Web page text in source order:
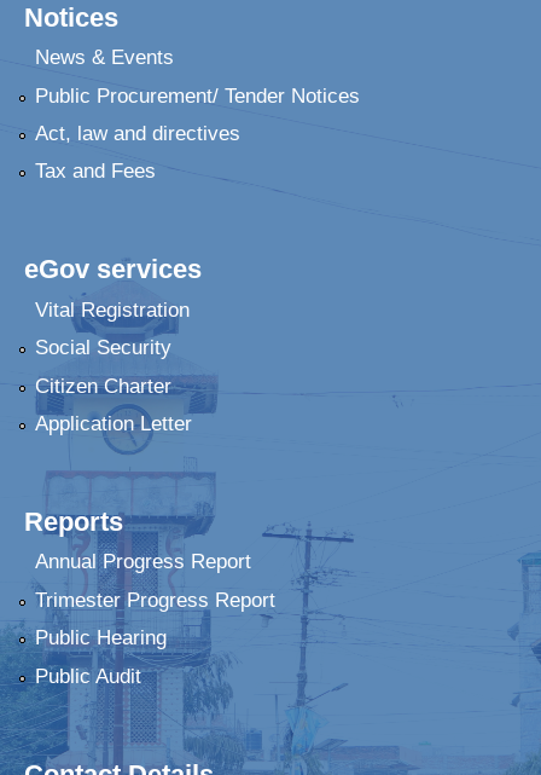
Notices
News & Events
Public Procurement/ Tender Notices
Act, law and directives
Tax and Fees
eGov services
Vital Registration
Social Security
Citizen Charter
Application Letter
Reports
Annual Progress Report
Trimester Progress Report
Public Hearing
Public Audit